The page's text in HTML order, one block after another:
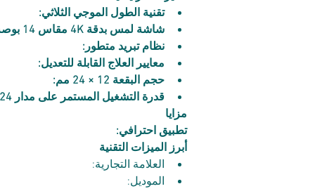
تقنية الطول الموجي الثلاثي:
شاشة لمس بدقة 4K مقاس 14 بوصة:
نظام تبريد متطور:
معايير العلاج القابلة للتعديل:
حجم البقعة 12 × 24 مم:
قدرة التشغيل المستمر على مدار 24 ساعة:
مزايا
تطبيق احترافي:
أبرز الميزات التقنية
العلامة التجارية:
الموديل: